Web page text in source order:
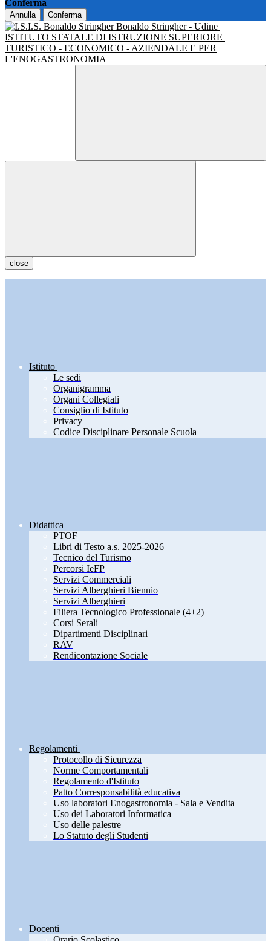
Conferma
Annulla Conferma
Bonaldo Stringher - Udine
ISTITUTO STATALE DI ISTRUZIONE SUPERIORE
TURISTICO - ECONOMICO - AZIENDALE E PER
L'ENOGASTRONOMIA
close
Istituto
Le sedi
Organigramma
Organi Collegiali
Consiglio di Istituto
Privacy
Codice Disciplinare Personale Scuola
Didattica
PTOF
Libri di Testo a.s. 2025-2026
Tecnico del Turismo
Percorsi IeFP
Servizi Commerciali
Servizi Alberghieri Biennio
Servizi Alberghieri
Filiera Tecnologico Professionale (4+2)
Corsi Serali
Dipartimenti Disciplinari
RAV
Rendicontazione Sociale
Regolamenti
Protocollo di Sicurezza
Norme Comportamentali
Regolamento d'Istituto
Patto Corresponsabilità educativa
Uso laboratori Enogastronomia - Sala e Vendita
Uso dei Laboratori Informatica
Uso delle palestre
Lo Statuto degli Studenti
Docenti